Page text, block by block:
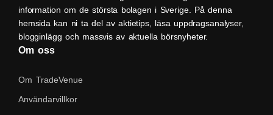
information om de största bolagen i Sverige. På denna
hemsida kan ni ta del av aktietips, läsa uppdragsanalyser,
blogginlägg och massvis av aktuella börsnyheter.
Om oss
Om TradeVenue
Användarvillkor